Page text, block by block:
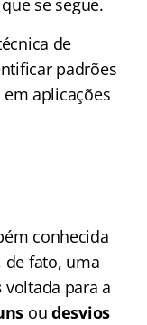
se segue.
de
padrões
aplicações
conhecida
fato, uma
voltada para a
oudesvios